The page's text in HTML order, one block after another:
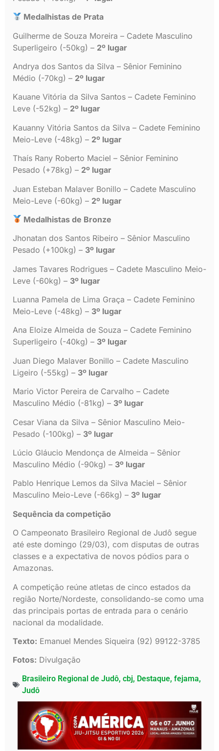
Medalhistas de Prata
Guilherme de Souza Moreira – Cadete Masculino
Superligeiro (-50kg) – 2º lugar
Andrya dos Santos da Silva – Sênior Feminino
Médio (-70kg) – 2º lugar
Kauane Vitória da Silva Santos – Cadete Feminino
Leve (-52kg) – 2º lugar
Kauanny Vitória Santos da Silva – Cadete Feminino
Meio-Leve (-48kg) – 2º lugar
Thaís Rany Roberto Maciel – Sênior Feminino
Pesado (+78kg) – 2º lugar
Juan Esteban Malaver Bonillo – Cadete Masculino
Meio-Leve (-60kg) – 2º lugar
Medalhistas de Bronze
Jhonatan dos Santos Ribeiro – Sênior Masculino
Pesado (+100kg) – 3º lugar
James Tavares Rodrigues – Cadete Masculino Meio-
Leve (-60kg) – 3º lugar
Luanna Pamela de Lima Graça – Cadete Feminino
Meio-Leve (-48kg) – 3º lugar
Ana Eloize Almeida de Souza – Cadete Feminino
Superligeiro (-40kg) – 3º lugar
Juan Diego Malaver Bonillo – Cadete Masculino
Ligeiro (-55kg) – 3º lugar
Mario Victor Pereira de Carvalho – Cadete
Masculino Médio (-81kg) – 3º lugar
Cesar Viana da Silva – Sênior Masculino Meio-
Pesado (-100kg) – 3º lugar
Lúcio Gláucio Mendonça de Almeida – Sênior
Masculino Médio (-90kg) – 3º lugar
Pablo Henrique Lemos da Silva Maciel – Sênior
Masculino Meio-Leve (-66kg) – 3º lugar
Sequência da competição
O Campeonato Brasileiro Regional de Judô segue
até este domingo (29/03), com disputas de outras
classes e a expectativa de novos pódios para o
Amazonas.
A competição reúne atletas de cinco estados da
região Norte/Nordeste, consolidando-se como uma
das principais portas de entrada para o cenário
nacional da modalidade.
Texto: Emanuel Mendes Siqueira (92) 99122-3785
Fotos: Divulgação
Brasileiro Regional de Judô, cbj, Destaque, fejama,
Judô